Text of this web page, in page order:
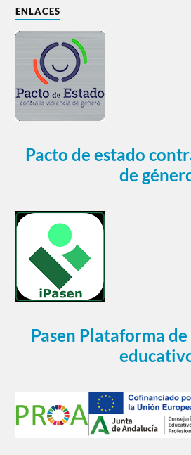
ENLACES
Pacto de estado
de
Pasen Plataforma